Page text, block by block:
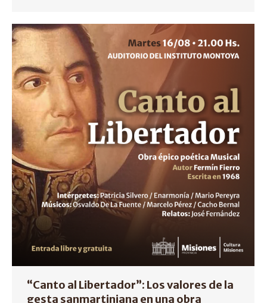
“Canto al Libertador”: Los valores de la
gesta sanmartiniana en una obra